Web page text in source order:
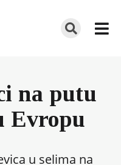
na putu
Evropu
u selima na